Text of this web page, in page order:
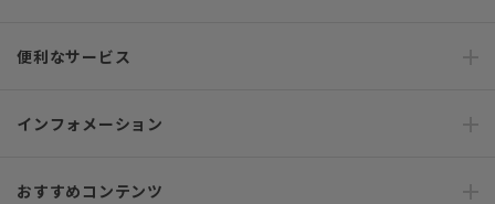
便利なサービス
インフォメーション
おすすめコンテンツ